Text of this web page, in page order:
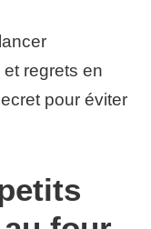
regrets en
pour éviter